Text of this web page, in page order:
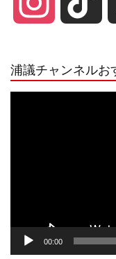
r
浦議チャンネルお
00:00